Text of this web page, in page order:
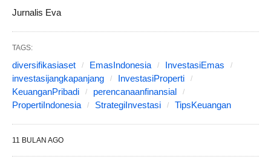
Jurnalis Eva
TAGS:
diversifikasiaset EmasIndonesia
InvestasiEmas
investasijangkapanjang
InvestasiProperti
KeuanganPribadi
perencanaanfinansial
PropertiIndonesia
StrategiInvestasi TipsKeuangan
11 BULAN AGO